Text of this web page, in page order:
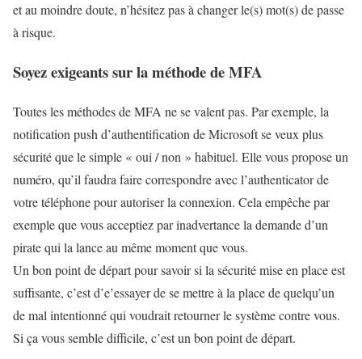
et au moindre doute, n’hésitez pas à changer le(s) mot(s) de passe
à risque.
Soyez exigeants sur la méthode de MFA
Toutes les méthodes de MFA ne se valent pas. Par exemple, la
notification push d’authentification de Microsoft se veux plus
sécurité que le simple « oui / non » habituel. Elle vous propose un
numéro, qu’il faudra faire correspondre avec l’authenticator de
votre téléphone pour autoriser la connexion. Cela empêche par
exemple que vous acceptiez par inadvertance la demande d’un
pirate qui la lance au même moment que vous.
Un bon point de départ pour savoir si la sécurité mise en place est
suffisante, c’est d’e’essayer de se mettre à la place de quelqu’un
de mal intentionné qui voudrait retourner le système contre vous.
Si ça vous semble difficile, c’est un bon point de départ.